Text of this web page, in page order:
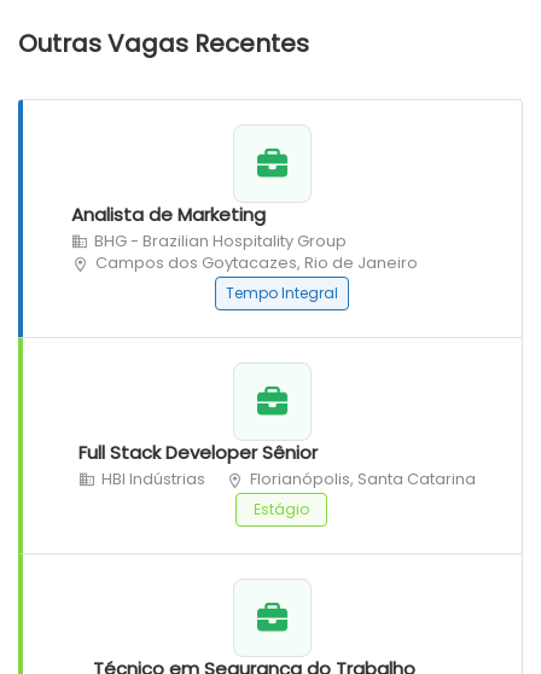
Outras Vagas Recentes
Analista de Marketing
BHG - Brazilian Hospitality Group
Campos dos Goytacazes, Rio de Janeiro
Tempo Integral
Full Stack Developer Sênior
HBI Indústrias Florianópolis, Santa Catarina
Estágio
Técnico em Segurança do Trabalho